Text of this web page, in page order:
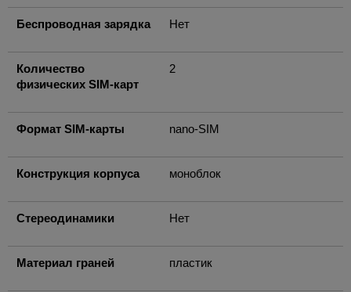
Беспроводная зарядка Нет
Количество
физических SIM-карт
2
Формат SIM-карты nano-SIM
Конструкция корпуса моноблок
Стереодинамики Нет
Материал граней пластик